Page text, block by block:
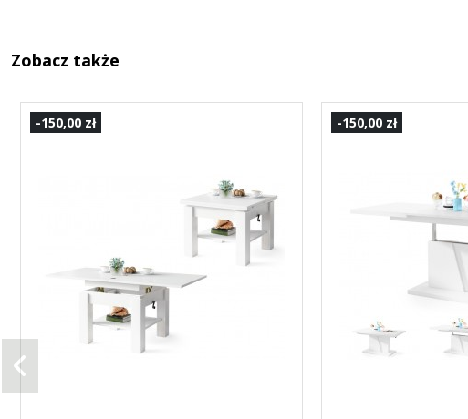
Zobacz także
-150,00 zł -150,00 zł